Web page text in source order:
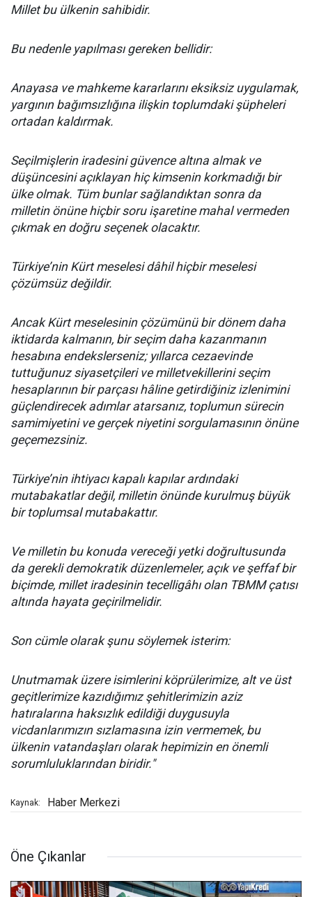
Millet bu ülkenin sahibidir.
Bu nedenle yapılması gereken bellidir:
Anayasa ve mahkeme kararlarını eksiksiz uygulamak,
yargının bağımsızlığına ilişkin toplumdaki şüpheleri
ortadan kaldırmak.
Seçilmişlerin iradesini güvence altına almak ve
düşüncesini açıklayan hiç kimsenin korkmadığı bir
ülke olmak. Tüm bunlar sağlandıktan sonra da
milletin önüne hiçbir soru işaretine mahal vermeden
çıkmak en doğru seçenek olacaktır.
Türkiye’nin Kürt meselesi dâhil hiçbir meselesi
çözümsüz değildir.
Ancak Kürt meselesinin çözümünü bir dönem daha
iktidarda kalmanın, bir seçim daha kazanmanın
hesabına endekslerseniz; yıllarca cezaevinde
tuttuğunuz siyasetçileri ve milletvekillerini seçim
hesaplarının bir parçası hâline getirdiğiniz izlenimini
güçlendirecek adımlar atarsanız, toplumun sürecin
samimiyetini ve gerçek niyetini sorgulamasının önüne
geçemezsiniz.
Türkiye’nin ihtiyacı kapalı kapılar ardındaki
mutabakatlar değil, milletin önünde kurulmuş büyük
bir toplumsal mutabakattır.
Ve milletin bu konuda vereceği yetki doğrultusunda
da gerekli demokratik düzenlemeler, açık ve şeffaf bir
biçimde, millet iradesinin tecelligâhı olan TBMM çatısı
altında hayata geçirilmelidir.
Son cümle olarak şunu söylemek isterim:
Unutmamak üzere isimlerini köprülerimize, alt ve üst
geçitlerimize kazıdığımız şehitlerimizin aziz
hatıralarına haksızlık edildiği duygusuyla
vicdanlarımızın sızlamasına izin vermemek, bu
ülkenin vatandaşları olarak hepimizin en önemli
sorumluluklarından biridir."
Kaynak: Haber Merkezi
Öne Çıkanlar